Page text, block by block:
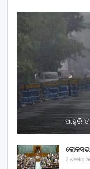
ଆହୁରି ୪
2 weeks